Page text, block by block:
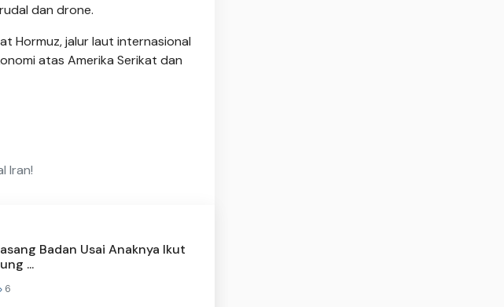
dan drone.
Hormuz, jalur laut internasional
atas Amerika Serikat dan
Iran!
Badan Usai Anaknya Ikut
...
6